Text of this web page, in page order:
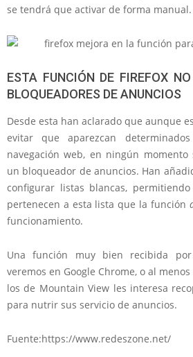
se tendrá que activar de forma manual.
ESTA FUNCIÓN DE FIREFOX
BLOQUEADORES DE ANUNCIOS
Desde esta han aclarado que aunque
evitar que aparezcan
navegación web, en ningún
un bloqueador de anuncios. Han
configurar listas blancas,
pertenecen a esta lista que la función
funcionamiento.
Una función muy bien recibida
veremos en Google Chrome, o al
los de Mountain View les interesa
para nutrir sus servicio de anuncios.
Fuente:https://www.redeszone.net/